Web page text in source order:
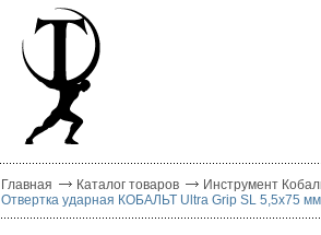
Главная Каталог товаров Инструмент
Отвертка ударная КОБАЛЬТ Ultra Grip SL 5,5x75